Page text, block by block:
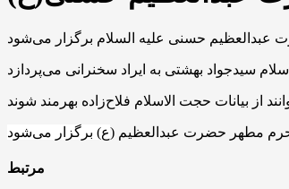
مطهر حضرت عبدالعظیم (
مرتبط